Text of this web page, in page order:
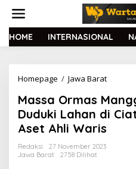
t
HOME INTERNASIONAL
Homepage / Jawa Barat
s
s
a
Massa Ormas
Duduki Lahan di
Aset Ahli Waris
Redaksi
27 November 2023
Jawa Barat
2758 Dilihat